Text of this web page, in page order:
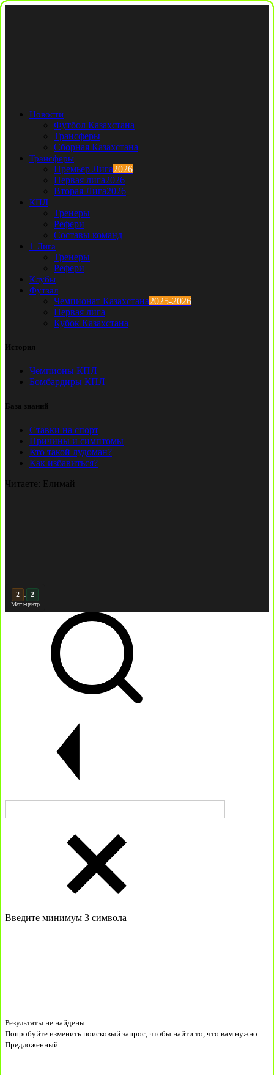
Новости
Футбол Казахстана
Трансферы
Сборная Казахстана
Трансферы
Премьер Лига2026
Первая лига2026
Вторая Лига2026
КПЛ
Тренеры
Рефери
Составы команд
1 Лига
Тренеры
Рефери
Клубы
Футзал
Чемпионат Казахстана2025-2026
Первая лига
Кубок Казахстана
История
Чемпионы КПЛ
Бомбардиры КПЛ
База знаний
Ставки на спорт
Причины и симптомы
Кто такой лудоман?
Как избавиться?
Читаете: Елимай
3 :
Матч-центр
Введите минимум 3 символа
Результаты не найдены
Попробуйте изменить поисковый запрос, чтобы найти то, что вам нужно.
Предложенный